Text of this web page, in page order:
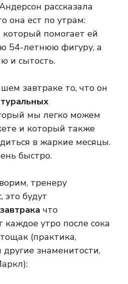
рассказала
она ест по утрам:
который помогает ей
54-летнюю фигуру, а
и сытость.
завтраке то, что он
мы легко можем
и который также
в жаркие месяцы.
быстро.
тренеру
будут
что
каждое утро после сока
(практика,
знаменитости,